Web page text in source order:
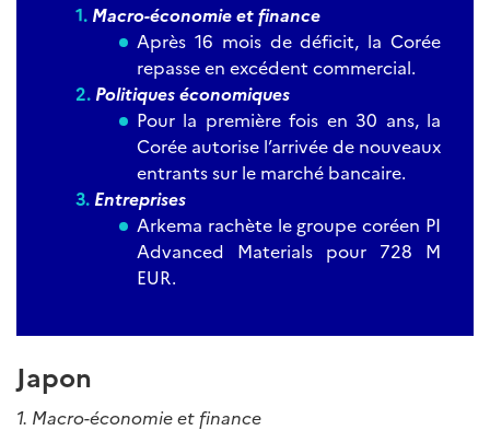
Macro-économie et finance
Après 16 mois de déficit, la Corée
repasse en excédent commercial.
Politiques économiques
Pour la première fois en 30 ans, la
Corée autorise l’arrivée de nouveaux
entrants sur le marché bancaire.
Entreprises
Arkema rachète le groupe coréen PI
Advanced Materials pour 728 M
EUR.
Japon
1. Macro-économie et finance